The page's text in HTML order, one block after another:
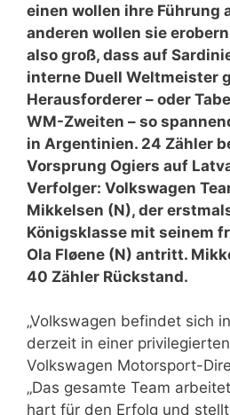
einen wollen ihre Führung
anderen wollen sie
also groß, dass auf
interne Duell Weltmeister
Herausforderer – oder
WM-Zweiten – so
in Argentinien. 24 Zähler
Vorsprung Ogiers auf
Verfolger: Volkswagen
Mikkelsen (N), der
Königsklasse mit seinem
Ola Fløene (N) antritt.
40 Zähler Rückstand.
„Volkswagen befindet sich
derzeit in einer
Volkswagen Motorsport-
„Das gesamte Team
hart für den Erfolg und